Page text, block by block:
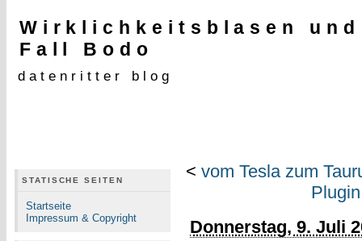
Wirklichkeitsblasen
Fall Bodo
datenritter blog
STATISCHE SEITEN
Startseite
Impressum & Copyright
< vom Tesla zum
Donnerstag, 9. Juli